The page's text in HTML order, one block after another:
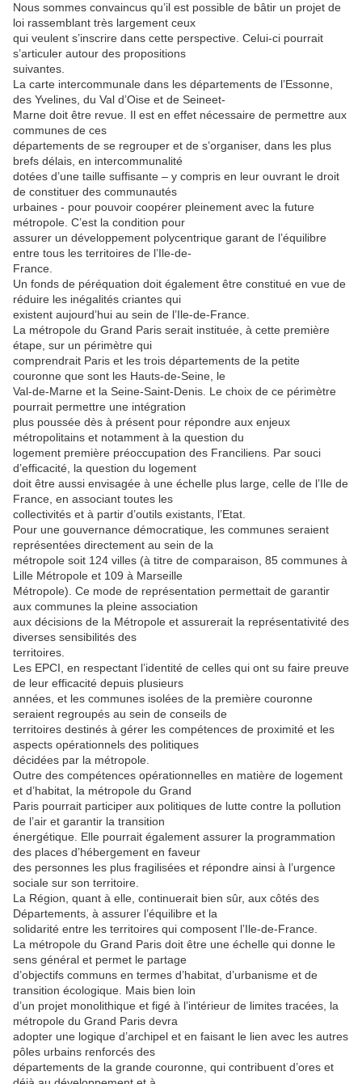
Nous sommes convaincus qu’il est possible de bâtir un projet de
loi rassemblant très largement ceux
qui veulent s’inscrire dans cette perspective. Celui-ci pourrait
s’articuler autour des propositions
suivantes.
La carte intercommunale dans les départements de l’Essonne,
des Yvelines, du Val d’Oise et de Seineet-
Marne doit être revue. Il est en effet nécessaire de permettre aux
communes de ces
départements de se regrouper et de s’organiser, dans les plus
brefs délais, en intercommunalité
dotées d’une taille suffisante – y compris en leur ouvrant le droit
de constituer des communautés
urbaines - pour pouvoir coopérer pleinement avec la future
métropole. C’est la condition pour
assurer un développement polycentrique garant de l’équilibre
entre tous les territoires de l’Ile-de-
France.
Un fonds de péréquation doit également être constitué en vue de
réduire les inégalités criantes qui
existent aujourd’hui au sein de l’Ile-de-France.
La métropole du Grand Paris serait instituée, à cette première
étape, sur un périmètre qui
comprendrait Paris et les trois départements de la petite
couronne que sont les Hauts-de-Seine, le
Val-de-Marne et la Seine-Saint-Denis. Le choix de ce périmètre
pourrait permettre une intégration
plus poussée dès à présent pour répondre aux enjeux
métropolitains et notamment à la question du
logement première préoccupation des Franciliens. Par souci
d’efficacité, la question du logement
doit être aussi envisagée à une échelle plus large, celle de l’Ile de
France, en associant toutes les
collectivités et à partir d’outils existants, l’Etat.
Pour une gouvernance démocratique, les communes seraient
représentées directement au sein de la
métropole soit 124 villes (à titre de comparaison, 85 communes à
Lille Métropole et 109 à Marseille
Métropole). Ce mode de représentation permettait de garantir
aux communes la pleine association
aux décisions de la Métropole et assurerait la représentativité des
diverses sensibilités des
territoires.
Les EPCI, en respectant l’identité de celles qui ont su faire preuve
de leur efficacité depuis plusieurs
années, et les communes isolées de la première couronne
seraient regroupés au sein de conseils de
territoires destinés à gérer les compétences de proximité et les
aspects opérationnels des politiques
décidées par la métropole.
Outre des compétences opérationnelles en matière de logement
et d’habitat, la métropole du Grand
Paris pourrait participer aux politiques de lutte contre la pollution
de l’air et garantir la transition
énergétique. Elle pourrait également assurer la programmation
des places d’hébergement en faveur
des personnes les plus fragilisées et répondre ainsi à l’urgence
sociale sur son territoire.
La Région, quant à elle, continuerait bien sûr, aux côtés des
Départements, à assurer l’équilibre et la
solidarité entre les territoires qui composent l’Ile-de-France.
La métropole du Grand Paris doit être une échelle qui donne le
sens général et permet le partage
d’objectifs communs en termes d’habitat, d’urbanisme et de
transition écologique. Mais bien loin
d’un projet monolithique et figé à l’intérieur de limites tracées, la
métropole du Grand Paris devra
adopter une logique d’archipel et en faisant le lien avec les autres
pôles urbains renforcés des
départements de la grande couronne, qui contribuent d’ores et